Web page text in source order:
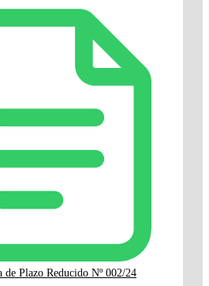
Plazo Reducido Nº 002/24